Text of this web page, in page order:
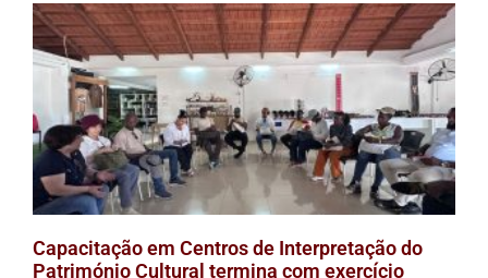
Capacitação em Centros de Interpretação do
Património Cultural termina com exercício